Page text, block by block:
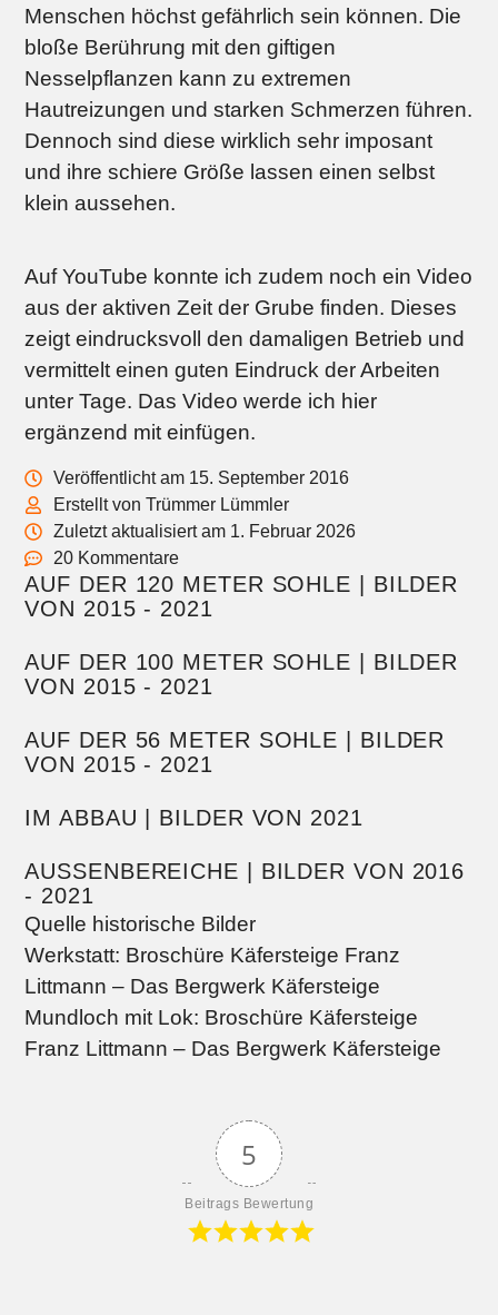
Menschen höchst gefährlich sein können. Die
bloße Berührung mit den giftigen
Nesselpflanzen kann zu extremen
Hautreizungen und starken Schmerzen führen.
Dennoch sind diese wirklich sehr imposant
und ihre schiere Größe lassen einen selbst
klein aussehen.
Auf YouTube konnte ich zudem noch ein Video
aus der aktiven Zeit der Grube finden. Dieses
zeigt eindrucksvoll den damaligen Betrieb und
vermittelt einen guten Eindruck der Arbeiten
unter Tage. Das Video werde ich hier
ergänzend mit einfügen.
Veröffentlicht am 15. September 2016
Erstellt von Trümmer Lümmler
Zuletzt aktualisiert am 1. Februar 2026
20 Kommentare
AUF DER 120 METER SOHLE | BILDER
VON 2015 - 2021
AUF DER 100 METER SOHLE | BILDER
VON 2015 - 2021
AUF DER 56 METER SOHLE | BILDER
VON 2015 - 2021
IM ABBAU | BILDER VON 2021
AUSSENBEREICHE | BILDER VON 2016 -
2021
Quelle historische Bilder
Werkstatt: Broschüre Käfersteige Franz
Littmann – Das Bergwerk Käfersteige
Mundloch mit Lok: Broschüre Käfersteige
Franz Littmann – Das Bergwerk Käfersteige
5
Beitrags Bewertung